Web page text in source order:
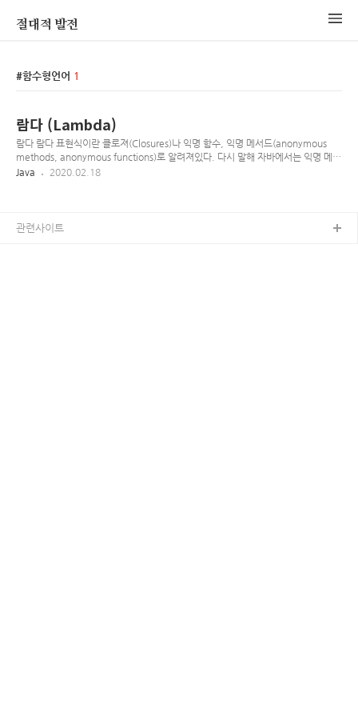
절대적 발전
함수형언어 1
람다 (Lambda)
람다 람다 표현식이란 클로져(Closures)나 익명 함수, 익명 메서드(anonymous
methods, anonymous functions)로 알려져있다. 다시 말해 자바에서는 익명 메서
드를 나타내기 위한 표현식(expression)이라 생각하면 된다. (int x, int y) -> x + y
개변수들, ->(화살표) 그리고 body로 이루어진다. body는 단독으로 표현 하거나 { }
Java 2020.02.18
관련사이트